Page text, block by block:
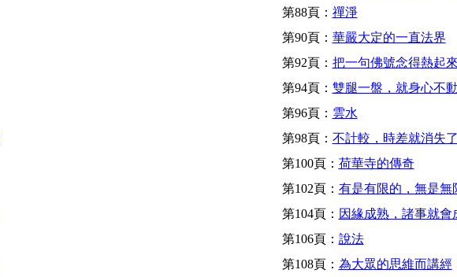
第88頁： 禪淨
第90頁： 華嚴大定的一直法界
第92頁： 把一句佛號念得熱起
第94頁： 雙腿一盤，就身心不
第96頁： 雲水
第98頁： 不計較，時差就消失
第100頁： 荷華寺的傳奇
第102頁： 有是有限的，無是無
第104頁： 因緣成熟，諸事就會
第106頁： 說法
第108頁： 為大眾的思維而講經